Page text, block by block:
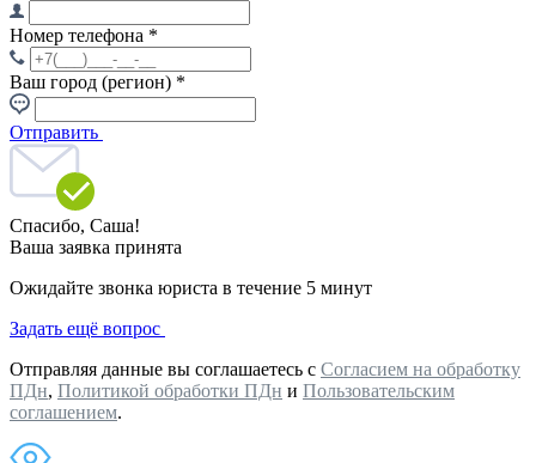
Номер телефона *
Ваш город (регион) *
Отправить
Спасибо, Саша!
Ваша заявка принята
Ожидайте звонка юриста в течение 5 минут
Задать ещё вопрос
Отправляя данные вы соглашаетесь с Согласием на обработку
ПДн, Политикой обработки ПДн и Пользовательским
соглашением.